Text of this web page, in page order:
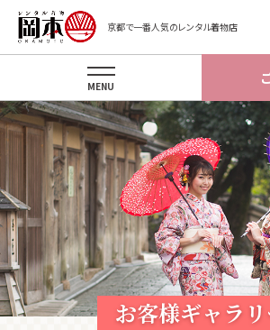
京都で一番人気のレンタル着物店
MENU
お客様ギャラ